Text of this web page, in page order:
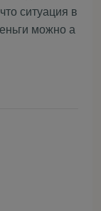
ситуация в
можно а